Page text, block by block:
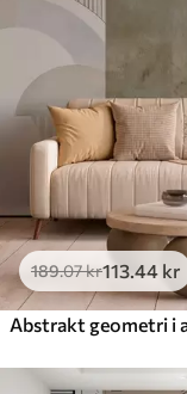
189.07kr113 .44 kr